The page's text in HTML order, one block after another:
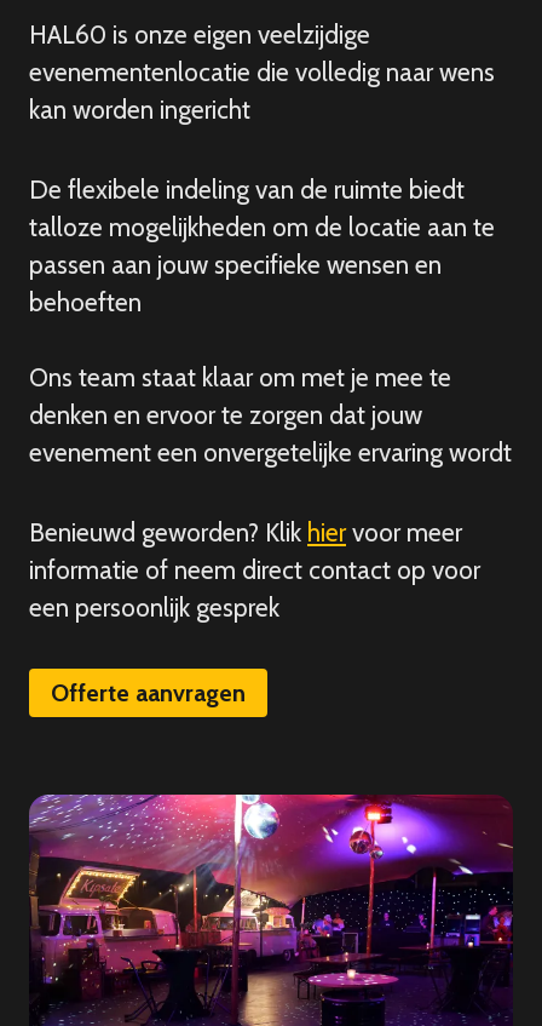
HAL60 is onze eigen veelzijdige
evenementenlocatie die volledig naar wens
kan worden ingericht
De flexibele indeling van de ruimte biedt
talloze mogelijkheden om de locatie aan te
passen aan jouw specifieke wensen en
behoeften
Ons team staat klaar om met je mee te
denken en ervoor te zorgen dat jouw
evenement een onvergetelijke ervaring wordt
Benieuwd geworden? Klik hiervoor meer
informatie of neem direct contact op voor
een persoonlijk gesprek
Offerte aanvragen